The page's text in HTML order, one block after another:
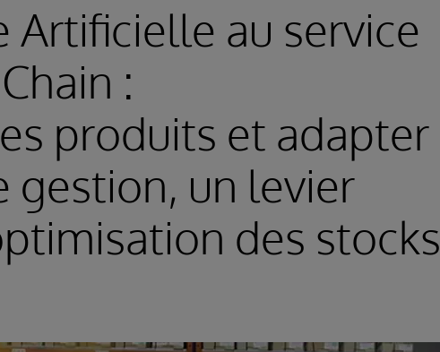
Artificielle au service
:
produits et adapter
gestion, un levier
des stocks